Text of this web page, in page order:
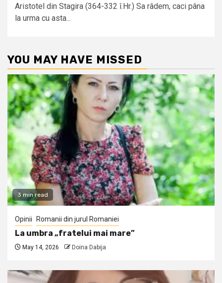
Aristotel din Stagira (364-332 î.Hr.) Sa râdem, caci pâna
la urma cu asta...
YOU MAY HAVE MISSED
3 min read
Opinii Romanii din jurul Romaniei
La umbra „fratelui mai mare”
May 14, 2026 Doina Dabija